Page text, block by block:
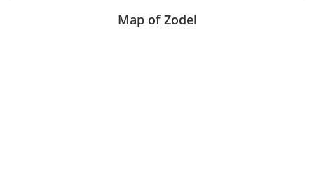
Map of Zodel